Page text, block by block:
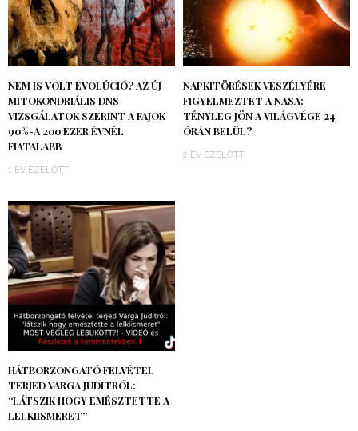
NEM IS VOLT EVOLÚCIÓ? AZ ÚJ
MITOKONDRIÁLIS DNS
VIZSGÁLATOK SZERINT A FAJOK
90%-A 200 EZER ÉVNÉL
FIATALABB
1 ÉV EZELŐTT
NAPKITÖRÉSEK VESZÉLYÉRE
FIGYELMEZTET A NASA:
TÉNYLEG JÖN A VILÁGVÉGE 24
ÓRÁN BELÜL?
2 ÉV EZELŐTT
HÁTBORZONGATÓ FELVÉTEL
TERJED VARGA JUDITRÓL:
“LÁTSZIK HOGY EMÉSZTETTE A
LELKIISMERET”